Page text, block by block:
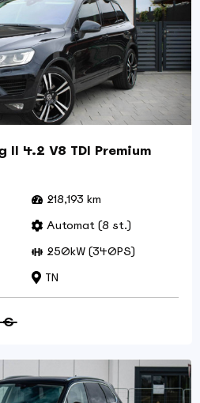
II 4.2 V8 TDI Premium
218,193 km
Automat (8 st.)
250kW (340PS)
TN
€